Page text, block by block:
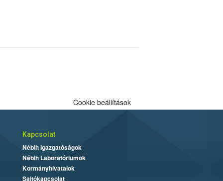
Cookie beállítások
Kapcsolat
Nébih Igazgatóságok
Nébih Laboratóriumok
Kormányhivatalok
Sajtókapcsolat